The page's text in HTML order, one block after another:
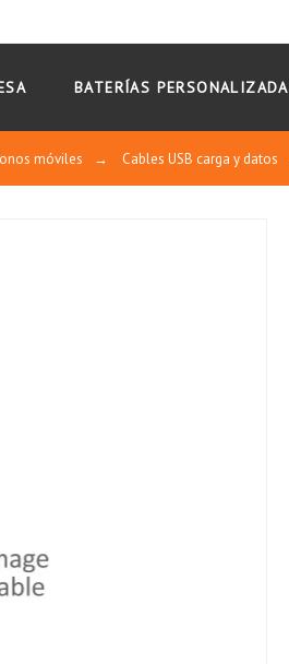
BATERÍAS
móviles → Cables USB carga y datos